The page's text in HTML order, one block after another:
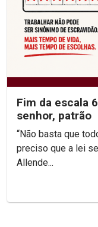
Fim da escala
senhor, patrão
“Não basta que
preciso que a lei
Allende...